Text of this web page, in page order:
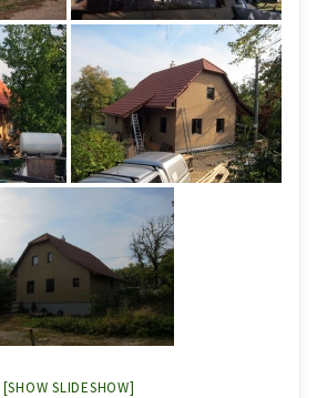
[SHOW SLIDESHOW]